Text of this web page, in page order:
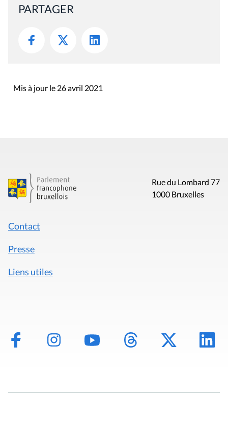
PARTAGER
Mis à jour le 26 avril 2021
Rue du Lombard 77
1000 Bruxelles
Contact
Presse
Liens utiles